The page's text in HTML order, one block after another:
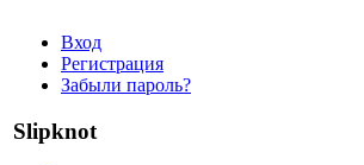
Вход
Регистрация
Забыли пароль?
Slipknot